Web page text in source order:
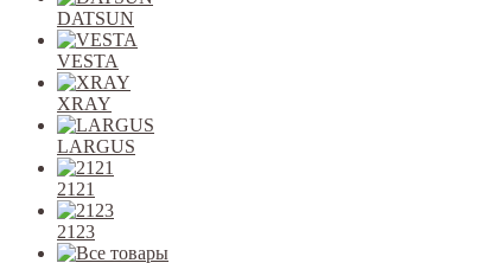
DATSUN
VESTA
XRAY
LARGUS
2121
2123